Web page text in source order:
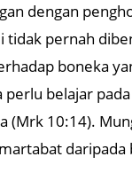
dengan
tidak pernah
boneka
belajar
(Mrk 10:14).
daripada